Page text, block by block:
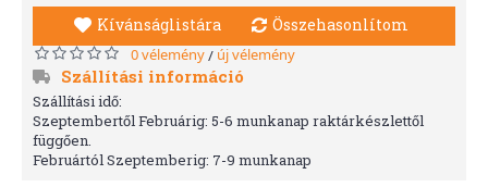
Kívánságlistára Összehasonlítom
0 vélemény/ új vélemény
Szállítási információ
Szállítási idő:
Szeptembertől Februárig: 5-6 munkanap raktárkészlettől
függően.
Februártól Szeptemberig: 7-9 munkanap